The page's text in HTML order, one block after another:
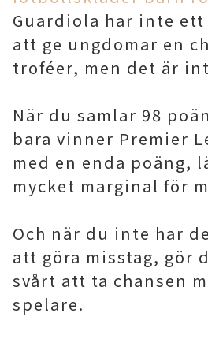
Guardiola har inte
att ge ungdomar en
troféer, men det är
När du samlar 98
bara vinner Premier
med en enda poäng,
mycket marginal för
Och när du inte har
att göra misstag, gör
svårt att ta chansen
spelare.